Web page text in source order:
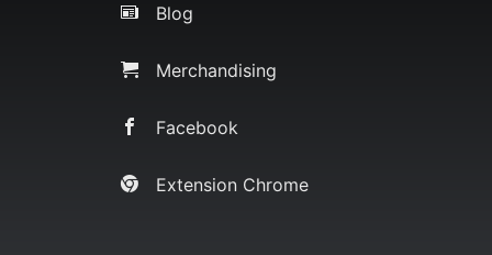
Blog
Merchandising
Facebook
Extension Chrome